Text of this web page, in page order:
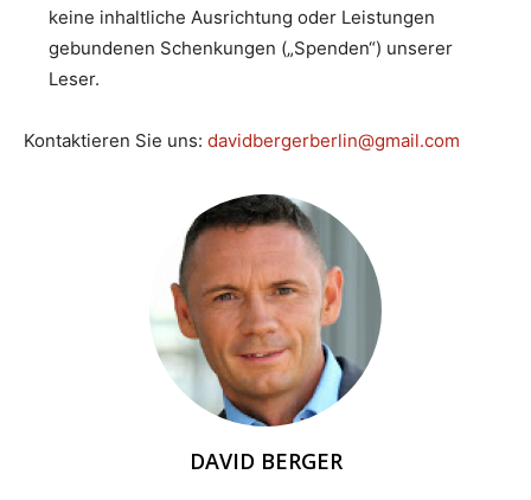
keine inhaltliche Ausrichtung oder Leistungen
gebundenen Schenkungen („Spenden“) unserer
Leser.
Kontaktieren Sie uns: davidbergerberlin@gmail.com
DAVID BERGER